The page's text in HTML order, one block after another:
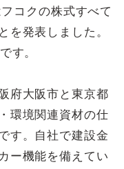
コクの株式すべて
を発表しました。
す。
府大阪市と東京都
環境関連資材の仕
す。自社で建設金
ー機能を備えてい